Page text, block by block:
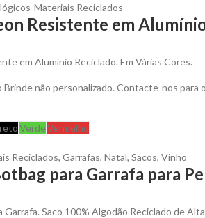
Materiais Reciclados
Resistente em
em Alumínio Reciclado. Em Várias Cores.
Brinde não personalizado. Contacte-nos
VerdeVermelho
Reciclados, Garrafas, Natal, Sacos, Vinho
para Garrafa para
Garrafa. Saco 100% Algodão Reciclado de